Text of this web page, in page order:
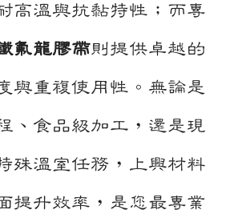
高溫與抗黏特性；而專
氟龍膠帶則提供卓越的
與重複使用性。無論是
、食品級加工，還是現
殊溫室任務，上興材料
提升效率，是您最專業